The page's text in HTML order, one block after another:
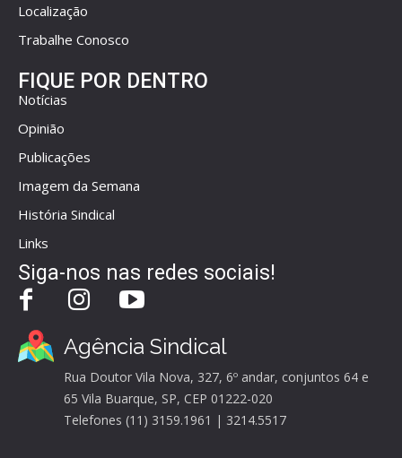
Localização
Trabalhe Conosco
FIQUE POR DENTRO
Notícias
Opinião
Publicações
Imagem da Semana
História Sindical
Links
Siga-nos nas redes sociais!
Agência Sindical
Rua Doutor Vila Nova, 327, 6º andar, conjuntos 64 e
65 Vila Buarque, SP, CEP 01222-020
Telefones (11) 3159.1961 | 3214.5517